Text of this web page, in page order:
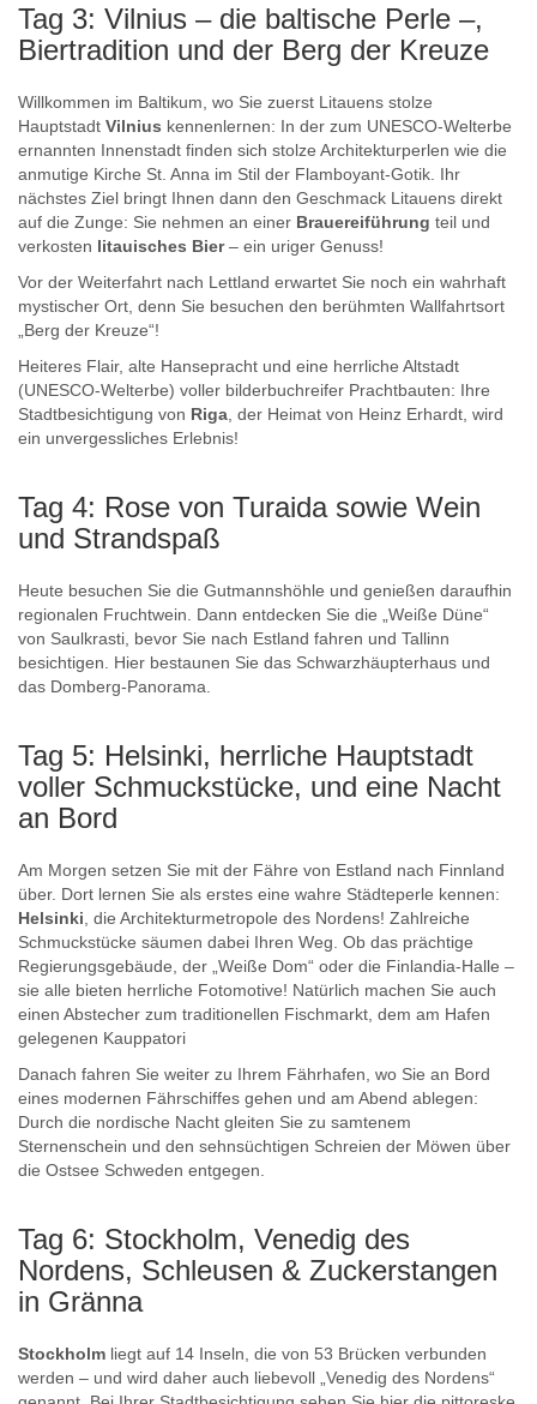
Tag 3: Vilnius – die baltische Perle –,
Biertradition und der Berg der Kreuze
Willkommen im Baltikum, wo Sie zuerst Litauens stolze
Hauptstadt Vilnius kennenlernen: In der zum UNESCO-Welterbe
ernannten Innenstadt finden sich stolze Architekturperlen wie die
anmutige Kirche St. Anna im Stil der Flamboyant-Gotik. Ihr
nächstes Ziel bringt Ihnen dann den Geschmack Litauens direkt
auf die Zunge: Sie nehmen an einer Brauereiführung teil und
verkosten litauisches Bier– ein uriger Genuss!
Vor der Weiterfahrt nach Lettland erwartet Sie noch ein wahrhaft
mystischer Ort, denn Sie besuchen den berühmten Wallfahrtsort
„Berg der Kreuze“!
Heiteres Flair, alte Hansepracht und eine herrliche Altstadt
(UNESCO-Welterbe) voller bilderbuchreifer Prachtbauten: Ihre
Stadtbesichtigung von Riga , der Heimat von Heinz Erhardt, wird
ein unvergessliches Erlebnis!
Tag 4: Rose von Turaida sowie Wein
und Strandspaß
Heute besuchen Sie die Gutmannshöhle und genießen daraufhin
regionalen Fruchtwein. Dann entdecken Sie die „Weiße Düne“
von Saulkrasti, bevor Sie nach Estland fahren und Tallinn
besichtigen. Hier bestaunen Sie das Schwarzhäupterhaus und
das Domberg-Panorama.
Tag 5: Helsinki, herrliche Hauptstadt
voller Schmuckstücke, und eine Nacht
an Bord
Am Morgen setzen Sie mit der Fähre von Estland nach Finnland
über. Dort lernen Sie als erstes eine wahre Städteperle kennen:
Helsinki , die Architekturmetropole des Nordens! Zahlreiche
Schmuckstücke säumen dabei Ihren Weg. Ob das prächtige
Regierungsgebäude, der „Weiße Dom“ oder die Finlandia-Halle –
sie alle bieten herrliche Fotomotive! Natürlich machen Sie auch
einen Abstecher zum traditionellen Fischmarkt, dem am Hafen
gelegenen Kauppatori
Danach fahren Sie weiter zu Ihrem Fährhafen, wo Sie an Bord
eines modernen Fährschiffes gehen und am Abend ablegen:
Durch die nordische Nacht gleiten Sie zu samtenem
Sternenschein und den sehnsüchtigen Schreien der Möwen über
die Ostsee Schweden entgegen.
Tag 6: Stockholm, Venedig des
Nordens, Schleusen & Zuckerstangen
in Gränna
Stockholm liegt auf 14 Inseln, die von 53 Brücken verbunden
werden – und wird daher auch liebevoll „Venedig des Nordens“